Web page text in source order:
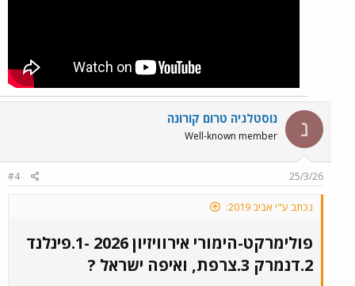
נ נוסטלגיה טרום קורונה
Well-known member
25/3/26
#4
נכתב ע"י אביב 2019:
פולימרקט-הימורי אירוויזיון 2026 -1.פינלנד
2.דנמרק 3.צרפת, ואיפה ישראל ?​